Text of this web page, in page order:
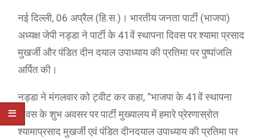
नई दिल्ली, 06 अप्रैल (हि.स.)। भारतीय जनता पार्टी (भाजपा)
अध्यक्ष जेपी नड्डा ने पार्टी के 41वें स्थापना दिवस पर श्यामा प्रसाद
मुखर्जी और पंडित दीन दयाल उपाध्याय की प्रतिमा पर पुष्पांजलि
अर्पित की।
नड्डा ने मंगलवार को ट्वीट कर कहा, “भाजपा के 41वें स्थापना
दिवस के शुभ अवसर पर पार्टी मुख्यालय में हमारे प्रेरणास्रोत
श्यामाप्रसाद मुखर्जी एवं पंडित दीनदयाल उपाध्याय की प्रतिमा पर